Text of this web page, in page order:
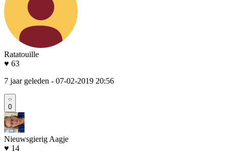
Ratatouille
♥ 63
7 jaar geleden - 07-02-2019 20:56
0
Nieuwsgierig Aagje
♥ 14